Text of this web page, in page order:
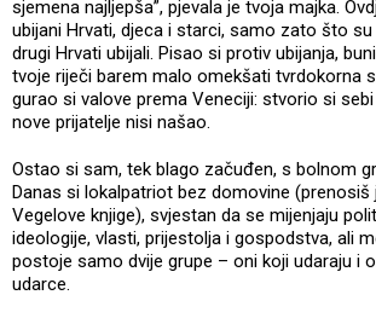
sjemena najljepša”, pjevala je tvoja majka.
ubijani Hrvati, djeca i starci, samo zato što su
drugi Hrvati ubijali. Pisao si protiv ubijanja,
tvoje riječi barem malo omekšati tvrdokorna
gurao si valove prema Veneciji: stvorio si
nove prijatelje nisi našao.
Ostao si sam, tek blago začuđen, s bolnom
Danas si lokalpatriot bez domovine (prenosiš
Vegelove knjige), svjestan da se mijenjaju
ideologije, vlasti, prijestolja i gospodstva, ali
postoje samo dvije grupe – oni koji udaraju i
udarce.